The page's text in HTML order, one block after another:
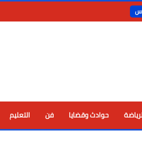
حوادث وقضايا فن التعليم